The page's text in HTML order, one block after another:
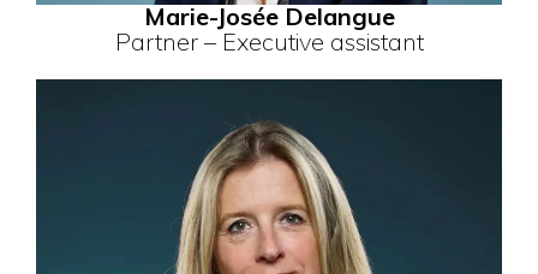
Marie-Josée Delangue
Partner – Executive assistant